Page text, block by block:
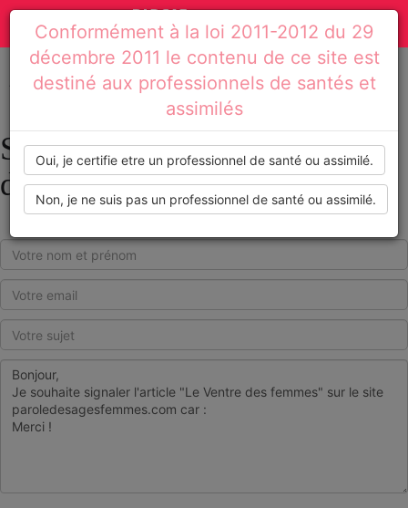
Toggle
navigation
Actualités
médicales,
dossiers
thématiques,
formations,
recommandations
Accueil Signaler l'article : Le Ventre des femmes
Signaler l'article : Le Ventre
des femmes
Conformément à la loi 2011-2012 du 29
décembre 2011 le contenu de ce site est
destiné aux professionnels de santés et
assimilés
Oui, je certifie etre un professionnel de santé ou assimilé.
Non, je ne suis pas un professionnel de santé ou assimilé.